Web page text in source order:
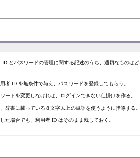
ID とパスワードの管理に関する記述のうち、適切なもの
者 ID を無条件で与え、パスワードを登録してもらう。
ードを変更しなければ、ログインできない仕掛けを作る。
辞書に載っている８文字以上の単語を使うように指導する
た場合でも、利用者 ID はそのまま残しておく。